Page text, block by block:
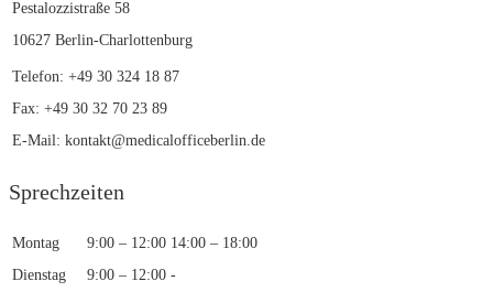
Pestalozzistraße 58
10627 Berlin-Charlottenburg
Telefon: +49 30 324 18 87
Fax: +49 30 32 70 23 89
E-Mail: kontakt@medicalofficeberlin.de
Sprechzeiten
Montag 9:00 – 12:00 14:00 – 18:00
Dienstag
9:00 – 12:00 -